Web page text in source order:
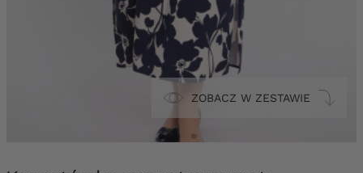
ZOBACZ W ZESTAWIE